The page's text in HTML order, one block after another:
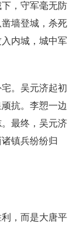
，守军毫无防
墙登城，杀死
内城，城中军
。吴元济起初
抗。李愬一边
最终，吴元济
镇兵纷纷归
，而是大唐平